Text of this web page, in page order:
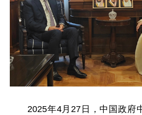
2025年4月27日，中国政府